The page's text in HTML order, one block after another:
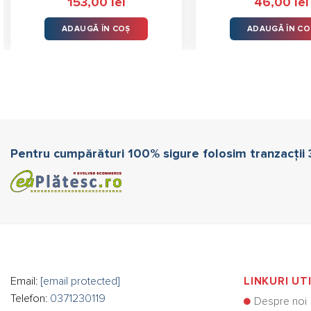
ADAUGĂ ÎN COȘ
stele
din 5
ADAUGĂ ÎN
Pentru cumpărături 100% sigure folosim tranzacții
Email: [email protected]
Telefon: 0371230119
LINKURI
Despre noi